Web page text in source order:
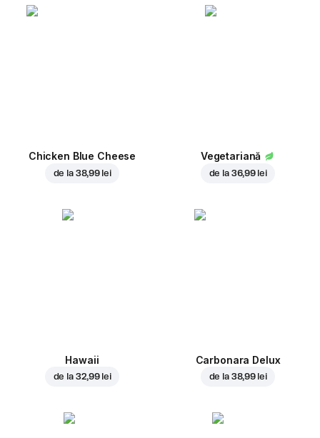
Chicken Blue Cheese
de la 38,99 lei
Vegetariană
de la 36,99 lei
Hawaii
de la 32,99 lei
Carbonara Delux
de la 38,99 lei